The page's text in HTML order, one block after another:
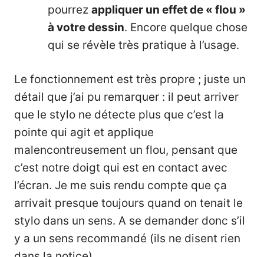
pourrez appliquer un effet de « flou »
à votre dessin. Encore quelque chose
qui se révèle très pratique à l’usage.
Le fonctionnement est très propre ; juste un
détail que j’ai pu remarquer : il peut arriver
que le stylo ne détecte plus que c’est la
pointe qui agit et applique
malencontreusement un flou, pensant que
c’est notre doigt qui est en contact avec
l’écran. Je me suis rendu compte que ça
arrivait presque toujours quand on tenait le
stylo dans un sens. A se demander donc s’il
y a un sens recommandé (ils ne disent rien